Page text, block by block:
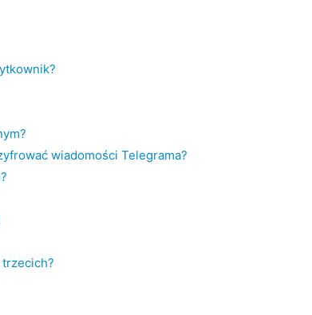
wiadomości Telegrama?
trzecich?